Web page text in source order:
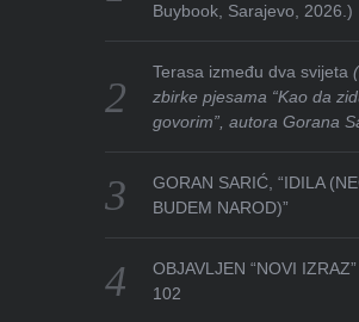
Buybook, Sarajevo, 2026.)
Terasa između dva svijeta
zbirke pjesama “Kao da
govorim”, autora Gorana
GORAN SARIĆ, “IDILA
BUDEM NAROD)”
OBJAVLJEN “NOVI
102